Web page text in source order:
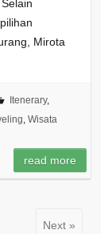
Mirota
Itenerary,
, Wisata
read more
Next »